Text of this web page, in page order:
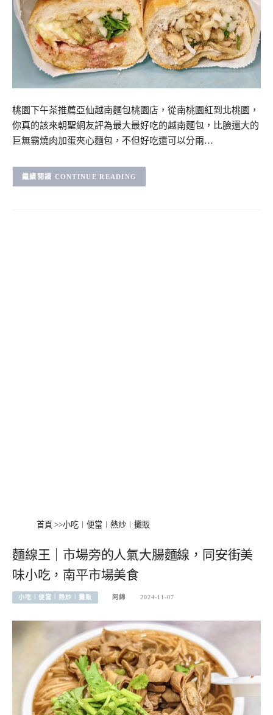
桃園下午茶推薦亞仙越南麵包桃園店，從南桃園紅到北桃園，
你真的該來朝聖網友評為最大最好吃的越南麵包，比臉還大的
巨無霸燒肉加蛋夾心麵包，不但好吃還可以分兩…
CONTINUE READING
首頁 >>小吃︱便當︱熱炒︱攤販
麵線王｜市場旁的人氣大腸麵線，同安街美
味小吃，南平市場美食
小吃︱便當︱熱炒︱攤販 阿綿 2024-11-07